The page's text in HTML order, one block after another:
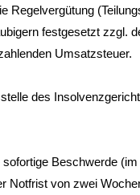
Regelvergütung
festgesetzt zzgl.
Umsatzsteuer.
des
Beschwerde
Notfrist von zwei